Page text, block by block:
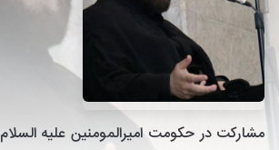
مشارکت در حکومت امیرالمومنین علیه السلام